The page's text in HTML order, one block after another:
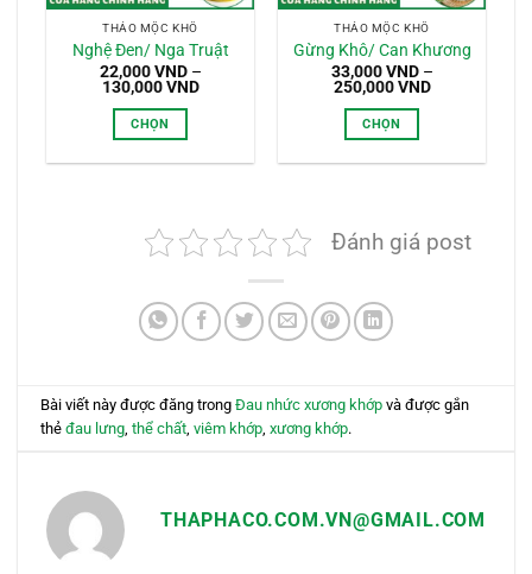
THẢO MỘC KHÔ
Nghệ Đen/ Nga Truật
22,000VND –
130,000VNDKhoảng
130,000 VND
CHỌN
có
nhiều
thể.
Các
có
thể
trang
THẢO MỘC KHÔ
Gừng Khô/ Can Khương
33,000VND –
250,000VNDKhoảng
250,000 VND
CHỌN
nhiều
thể.
Các
có
trang
Đánh giá post
Bài viết này được đăng trongĐau nhức xương khớp và được gắn
thẻđau lưng,thể chất,viêm khớp,xương khớp.
THAPHACO.COM.VN@GMAIL.COM